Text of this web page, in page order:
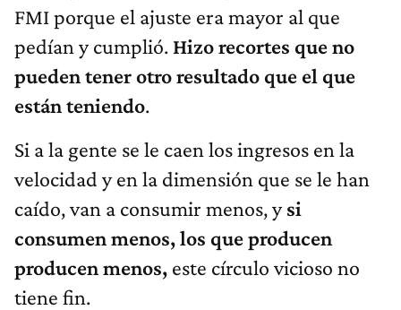
FMI porque el ajuste era mayor al que
pedían y cumplió. Hizo recortes que no
pueden tener otro resultado que el que
están teniendo.
Si a la gente se le caen los ingresos en la
velocidad y en la dimensión que se le han
caído, van a consumir menos, ysi
consumen menos, los que producen
producen menos, este círculo vicioso no
tiene fin.